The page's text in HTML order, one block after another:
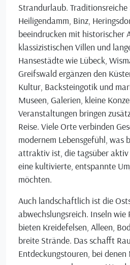
Strandurlaub. Traditionsreiche
Heiligendamm, Binz,
beeindrucken mit historischer
klassizistischen Villen und
Hansestädte wie Lübeck,
Greifswald ergänzen den
Kultur, Backsteingotik und
Museen, Galerien, kleine
Veranstaltungen bringen
Reise. Viele Orte verbinden
modernem Lebensgefühl, was
attraktiv ist, die tagsüber aktiv
eine kultivierte, entspannte
möchten.
Auch landschaftlich ist die
abwechslungsreich. Inseln wie
bieten Kreidefelsen, Alleen,
breite Strände. Das schafft
Entdeckungstouren, bei